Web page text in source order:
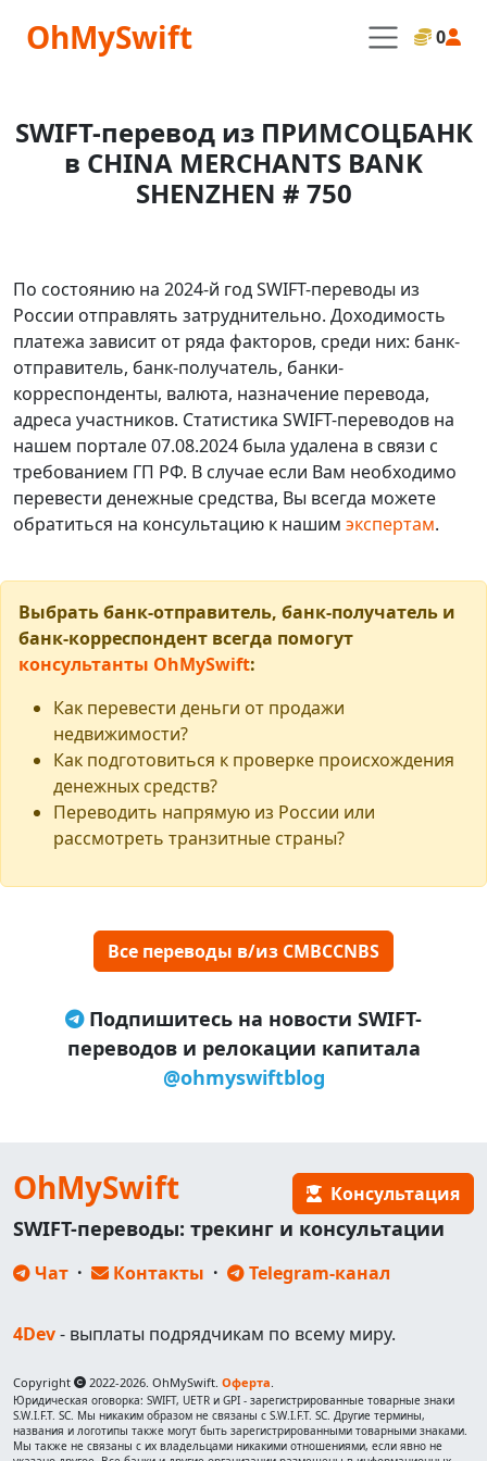
OhMySwift 0
SWIFT-перевод из ПРИМСОЦБАНК
в CHINA MERCHANTS BANK
SHENZHEN # 750
По состоянию на 2024-й год SWIFT-переводы из
России отправлять затруднительно. Доходимость
платежа зависит от ряда факторов, среди них: банк-
отправитель, банк-получатель, банки-
корреспонденты, валюта, назначение перевода,
адреса участников. Статистика SWIFT-переводов на
нашем портале 07.08.2024 была удалена в связи с
требованием ГП РФ. В случае если Вам необходимо
перевести денежные средства, Вы всегда можете
обратиться на консультацию к нашим экспертам.
Выбрать банк-отправитель, банк-получатель и
банк-корреспондент всегда помогут
консультанты OhMySwift:
Как перевести деньги от продажи
недвижимости?
Как подготовиться к проверке происхождения
денежных средств?
Переводить напрямую из России или
рассмотреть транзитные страны?
Все переводы в/из CMBCCNBS
Подпишитесь на новости SWIFT-
переводов и релокации капитала
@ohmyswiftblog
OhMySwift Консультация
SWIFT-переводы: трекинг и консультации
Чат · Контакты · Telegram-канал
4Dev- выплаты подрядчикам по всему миру.
Copyright 2022-2026. OhMySwift. Оферта.
Юридическая оговорка: SWIFT, UETR и GPI - зарегистрированные товарные знаки
S.W.I.F.T. SC. Мы никаким образом не связаны с S.W.I.F.T. SC. Другие термины,
названия и логотипы также могут быть зарегистрированными товарными знаками.
Мы также не связаны с их владельцами никакими отношениями, если явно не